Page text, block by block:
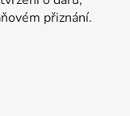
přiznání.